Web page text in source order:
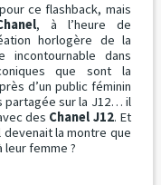
ce flashback, mais
, à l’heure de
horlogère de la
incontournable dans
que sont la
d’un public féminin
partagée sur la J12… il
des Chanel J12. Et
la montre que
femme ?